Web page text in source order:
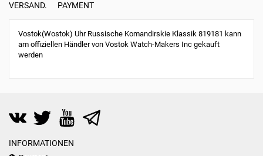
VERSAND. PAYMENT
Vostok(Wostok) Uhr Russische Komandirskie Klassik 819181 kann
am offiziellen Händler von Vostok Watch-Makers Inc gekauft
werden
INFORMATIONEN